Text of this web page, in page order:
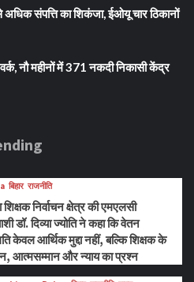
संपत्ति का शिकंजा, ईओयू चार ठिकानों
नौ महीनों में 371 नकदी निकासी केंद्र
बिहार राजनीति
शिक्षक निर्वाचन क्षेत्र की एमएलसी
डॉ. दिव्या ज्योति ने कहा कि वेतन
केवल आर्थिक मुद्दा नहीं, बल्कि शिक्षक के
आत्मसम्मान और न्याय का प्रश्न